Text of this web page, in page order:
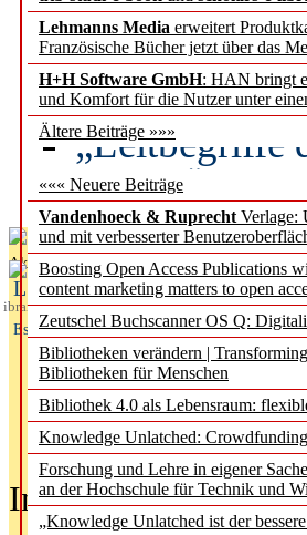
Lehmanns Media erweitert
Französische Bücher jetzt über das
H+H Software GmbH: HAN bringt
und Komfort für die Nutzer unter
Ältere Beiträge »»»
««« Neuere Beiträge
Vandenhoeck & Ruprecht Verlage:
und mit verbesserter
Boosting Open Access Publications
content marketing matters to open
Zeutschel Buchscanner OS Q:
Bibliotheken verändern |
Bibliotheken für Menschen
Bibliothek 4.0 als Lebensraum:
Knowledge Unlatched:
Forschung und Lehre in eigener
an der Hochschule für Technik und
„Knowledge Unlatched ist der
Künstliche
besser zu
„Leitbegriffe
des BIÖG
Aktuelles aus
L
ibrary
Essentials
In der Ausgabe06/